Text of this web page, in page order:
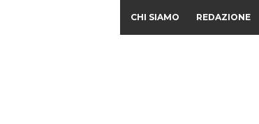
CHI SIAMO REDAZIONE